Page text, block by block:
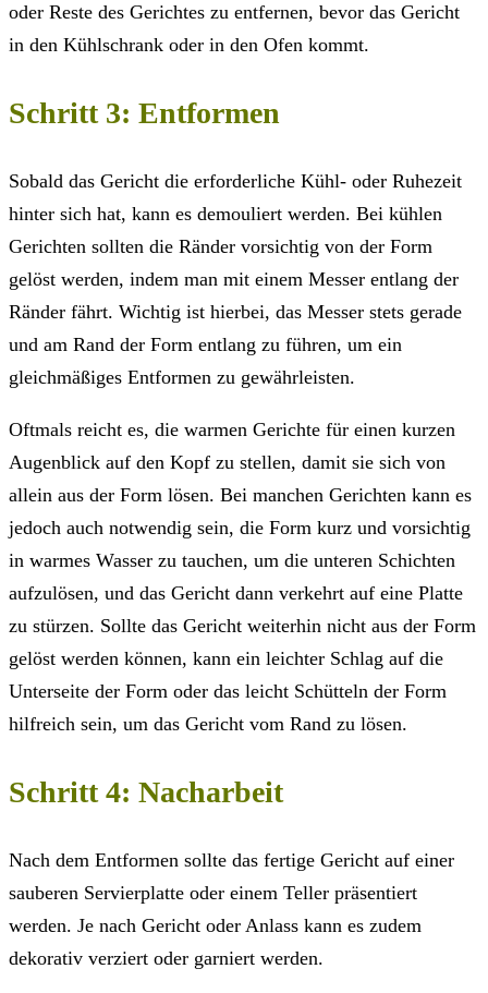
oder Reste des Gerichtes zu entfernen, bevor das Gericht
in den Kühlschrank oder in den Ofen kommt.
Schritt 3: Entformen
Sobald das Gericht die erforderliche Kühl- oder Ruhezeit
hinter sich hat, kann es demouliert werden. Bei kühlen
Gerichten sollten die Ränder vorsichtig von der Form
gelöst werden, indem man mit einem Messer entlang der
Ränder fährt. Wichtig ist hierbei, das Messer stets gerade
und am Rand der Form entlang zu führen, um ein
gleichmäßiges Entformen zu gewährleisten.
Oftmals reicht es, die warmen Gerichte für einen kurzen
Augenblick auf den Kopf zu stellen, damit sie sich von
allein aus der Form lösen. Bei manchen Gerichten kann es
jedoch auch notwendig sein, die Form kurz und vorsichtig
in warmes Wasser zu tauchen, um die unteren Schichten
aufzulösen, und das Gericht dann verkehrt auf eine Platte
zu stürzen. Sollte das Gericht weiterhin nicht aus der Form
gelöst werden können, kann ein leichter Schlag auf die
Unterseite der Form oder das leicht Schütteln der Form
hilfreich sein, um das Gericht vom Rand zu lösen.
Schritt 4: Nacharbeit
Nach dem Entformen sollte das fertige Gericht auf einer
sauberen Servierplatte oder einem Teller präsentiert
werden. Je nach Gericht oder Anlass kann es zudem
dekorativ verziert oder garniert werden.